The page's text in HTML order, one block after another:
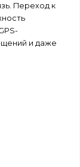
Переход к
и даже